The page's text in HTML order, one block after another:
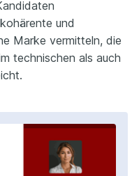
und
Marke vermitteln, die
technischen als auch